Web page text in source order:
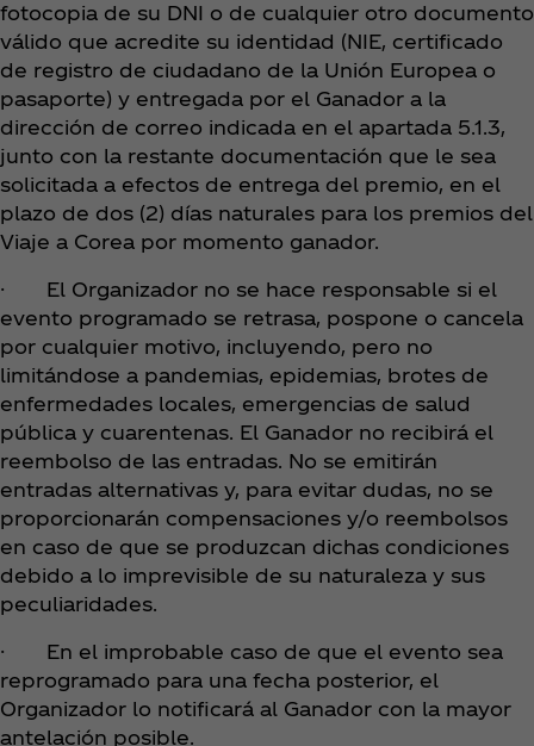
fotocopia de su DNI o de cualquier otro documento
válido que acredite su identidad (NIE, certificado
de registro de ciudadano de la Unión Europea o
pasaporte) y entregada por el Ganador a la
dirección de correo indicada en el apartada 5.1.3,
junto con la restante documentación que le sea
solicitada a efectos de entrega del premio, en el
plazo de dos (2) días naturales para los premios del
Viaje a Corea por momento ganador.
· El Organizador no se hace responsable si el
evento programado se retrasa, pospone o cancela
por cualquier motivo, incluyendo, pero no
limitándose a pandemias, epidemias, brotes de
enfermedades locales, emergencias de salud
pública y cuarentenas. El Ganador no recibirá el
reembolso de las entradas. No se emitirán
entradas alternativas y, para evitar dudas, no se
proporcionarán compensaciones y/o reembolsos
en caso de que se produzcan dichas condiciones
debido a lo imprevisible de su naturaleza y sus
peculiaridades.
· En el improbable caso de que el evento sea
reprogramado para una fecha posterior, el
Organizador lo notificará al Ganador con la mayor
antelación posible.